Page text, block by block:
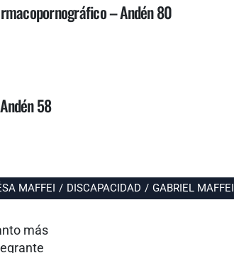
– Andén 80
58
MAFFEI / DISCAPACIDAD / GABRIEL MAFFEI
más